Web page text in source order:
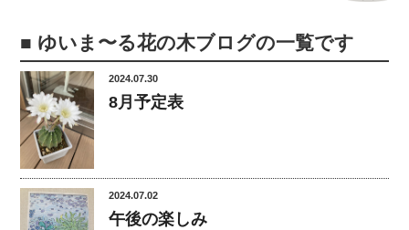
■ ゆいま〜る花の木ブログの一覧です
2024.07.30
8月予定表
2024.07.02
午後の楽しみ